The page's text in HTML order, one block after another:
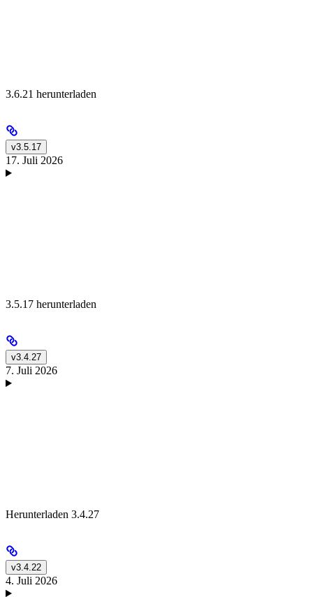
3.6.21 herunterladen
v3.5.17
17. Juli 2026
3.5.17 herunterladen
v3.4.27
7. Juli 2026
Herunterladen 3.4.27
v3.4.22
4. Juli 2026